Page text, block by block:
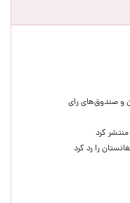
و صندوق‌های رای
کرد
را رد کرد